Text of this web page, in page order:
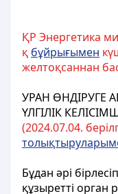
ҚР Энергетика
қ бұйрығымен
желтоқсаннан
УРАН ӨНДІРУГЕ
ҮЛГІЛІК
(2024.07.04.
Бұдан әрі
құзыретті орган